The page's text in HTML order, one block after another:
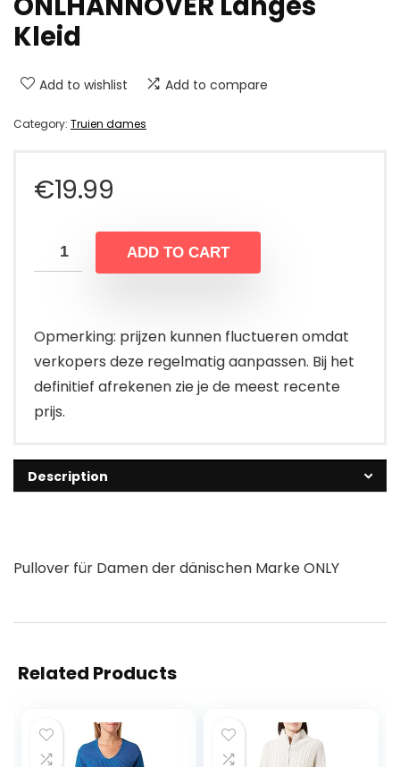
Kleid
Add to wishlist Add to compare
Category: Truien dames
€19.99
ADD TO CART
Opmerking: prijzen kunnen fluctueren omdat
verkopers deze regelmatig aanpassen. Bij het
definitief afrekenen zie je de meest recente
prijs.
Description
Pullover für Damen der dänischen Marke ONLY
Related Products